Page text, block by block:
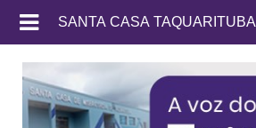
SANTA CASA TAQUARITUBA